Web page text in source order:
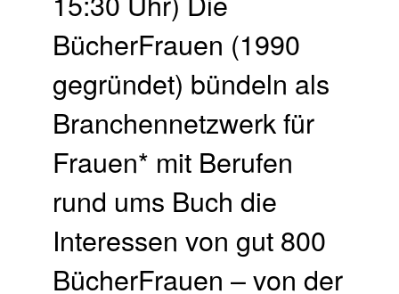
BücherFrauen (1990
gegründet) bündeln als
Branchennetzwerk für
Frauen* mit Berufen
rund ums Buch die
Interessen von gut 800
BücherFrauen – von der